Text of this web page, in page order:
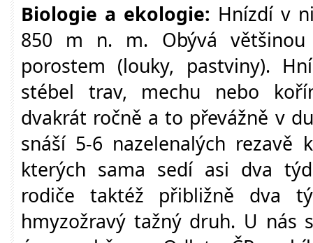
Biologie a ekologie: Hnízdí v
850 m n. m. Obývá většinou
porostem (louky, pastviny).
stébel trav, mechu nebo
dvakrát ročně a to převážně v
snáší 5-6 nazelenalých rezavě
kterých sama sedí asi dva
rodiče taktéž přibližně dva
hmyzožravý tažný druh. U nás